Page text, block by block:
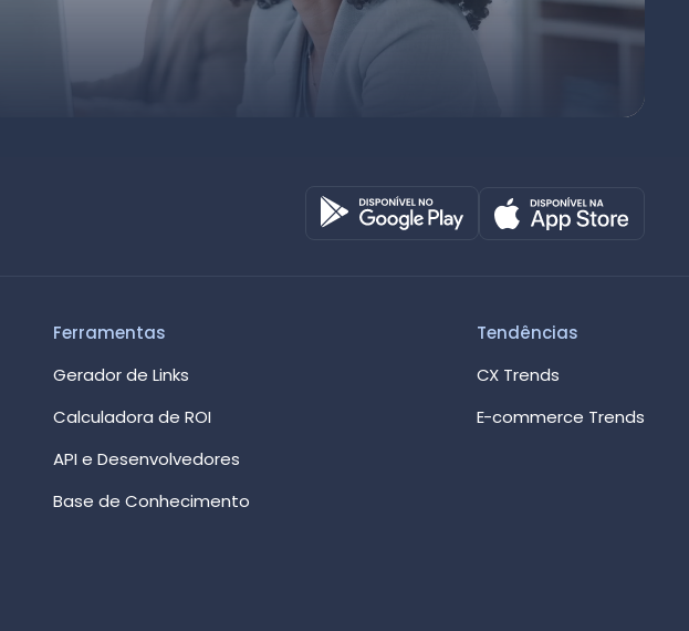
Ferramentas
Gerador de Links
Calculadora de ROI
API e Desenvolvedores
Base de Conhecimento
Tendências
CX Trends
E-commerce Trends
Octadesk
Online agora